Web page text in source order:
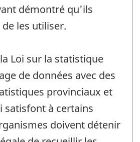
démontré qu'ils
les utiliser.
Loi sur la statistique
de données avec des
provinciaux et
à certains
doivent détenir